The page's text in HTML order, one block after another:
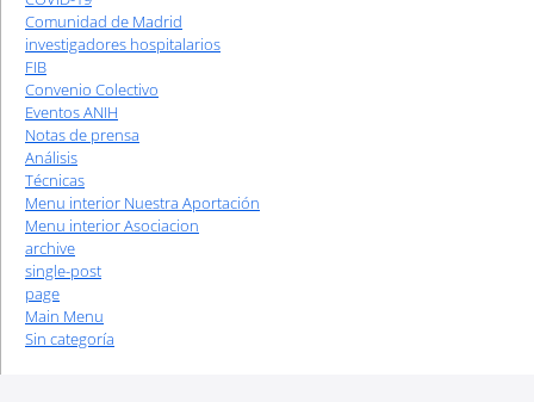
Comunidad de Madrid
investigadores hospitalarios
FIB
Convenio Colectivo
Eventos ANIH
Notas de prensa
Análisis
Técnicas
Menu interior Nuestra Aportación
Menu interior Asociacion
archive
single-post
page
Main Menu
Sin categoría